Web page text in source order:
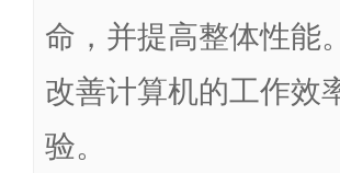
命，并提高整体性能
改善计算机的工作效
验。